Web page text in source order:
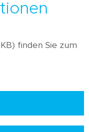
finden Sie zum